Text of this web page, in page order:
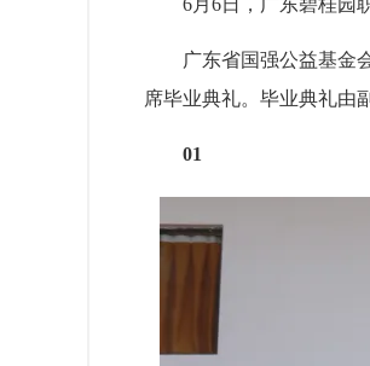
6月 6日，广东碧桂园
广东省国强公益基金
席毕业典礼。毕业典礼由
01